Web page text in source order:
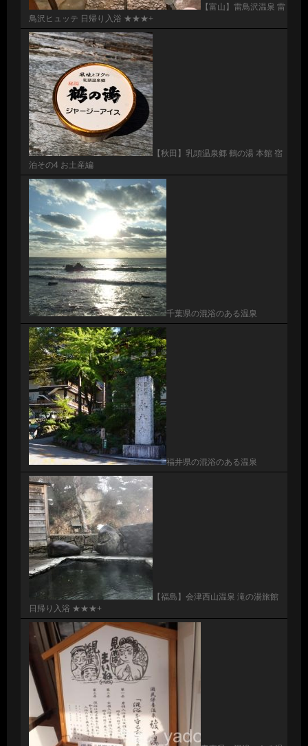
【富山】雷鳥沢温泉 雷
鳥沢ヒュッテ 日帰り入浴 ★★★+
【秋田】乳頭温泉郷 鶴の湯 本館 宿
泊その4 お土産編
千葉県の混浴のある温泉
福井県の混浴のある温泉
【福島】会津西山温泉 滝の湯旅館
日帰り入浴 ★★★+